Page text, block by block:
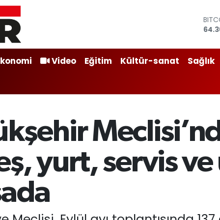
EURO
Video Eğitim Kültür-sanat Sağlık
yurt, servis ve